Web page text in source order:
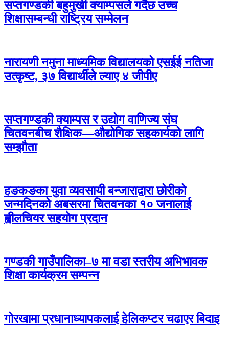
सप्तगण्डकी बहुमुखी क्याम्पसले गर्दैछ उच्च
शिक्षासम्बन्धी राष्ट्रिय सम्मेलन
नारायणी नमुना माध्यमिक विद्यालयको एसईई नतिजा
उत्कृष्ट, ३७ विद्यार्थीले ल्याए ४ जीपीए
सप्तगण्डकी क्याम्पस र उद्योग वाणिज्य संघ
चितवनबीच शैक्षिक—औद्योगिक सहकार्यको लागि
सम्झौता
हङकङका युवा व्यवसायी बन्जाराद्वारा छोरीको
जन्मदिनको अबसरमा चितवनका १० जनालाई
ह्वीलचियर सहयोग प्रदान
गण्डकी गाउँपालिका–७ मा वडा स्तरीय अभिभावक
शिक्षा कार्यक्रम सम्पन्न
गोरखामा प्रधानाध्यापकलाई हेलिकप्टर चढाएर बिदाइ